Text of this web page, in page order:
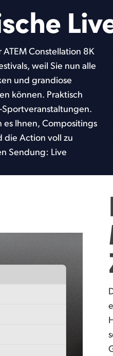
Constellation 8K
weil Sie nun alle
und grandiose
können. Praktisch
es Ihnen, Compositings
die Action voll zu
Sendung: Live
Grafikspeichern
bekommen Sie alles
in die Hand.
zum Einsatz in
Dimensionen für
ist seine Bedienung